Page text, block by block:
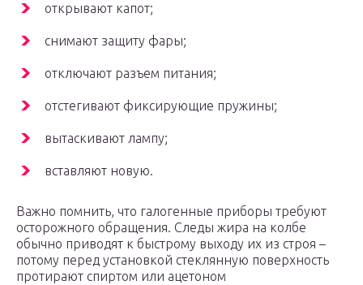
открывают капот;
снимают защиту фары;
отключают разъем питания;
отстегивают фиксирующие пружины;
вытаскивают лампу;
вставляют новую.
Важно помнить, что галогенные приборы требуют
осторожного обращения. Следы жира на колбе
обычно приводят к быстрому выходу их из строя –
потому перед установкой стеклянную поверхность
протирают спиртом или ацетоном